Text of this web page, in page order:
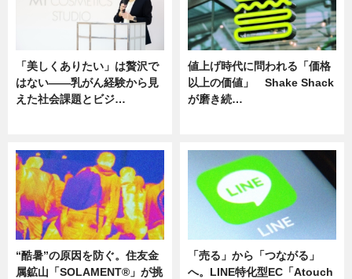
「美しくありたい」は贅沢で
はない――乳がん経験から見
えた社会課題とビジ…
値上げ時代に問われる「価格
以上の価値」 Shake Shack
が磨き続…
“酷暑”の原因を防ぐ。住友金
属鉱山「SOLAMENT®」が挑
「売る」から「つながる」
へ。LINE特化型EC「Atouch